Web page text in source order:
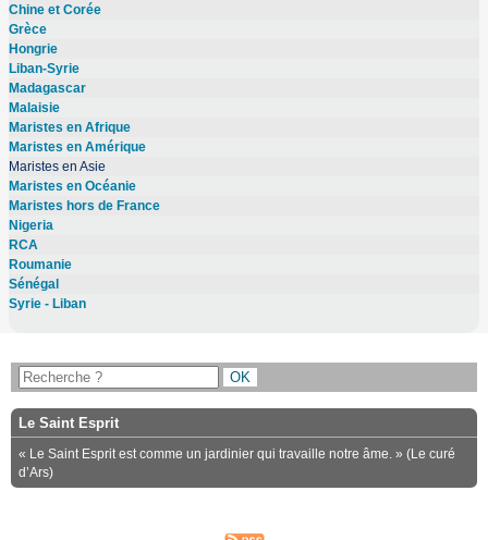
Chine et Corée
Grèce
Hongrie
Liban-Syrie
Madagascar
Malaisie
Maristes en Afrique
Maristes en Amérique
Maristes en Asie
Maristes en Océanie
Maristes hors de France
Nigeria
RCA
Roumanie
Sénégal
Syrie - Liban
Le Saint Esprit
« Le Saint Esprit est comme un jardinier qui travaille notre âme. » (Le curé
d’Ars)